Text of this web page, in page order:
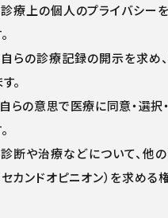
診療上の個人のプライバシー
らの診療記録の開示を求め
。
らの意思で医療に同意・選択
診断や治療などについて、他
カンドオピニオン）を求める